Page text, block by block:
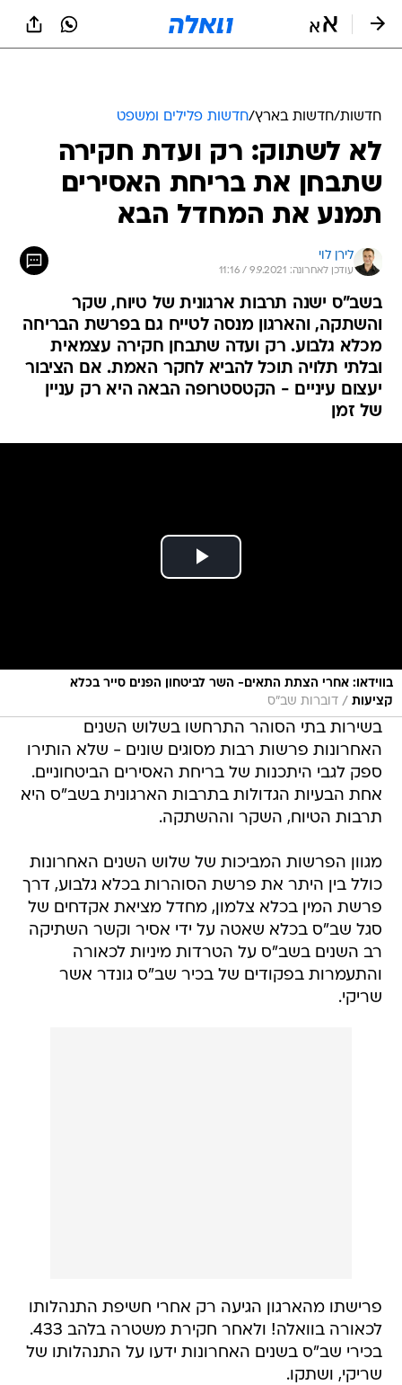
לא לשתוק: רק ועדת חקירה
שתבחן את בריחת האסירים
תמנע את המחדל הבא
לירן לוי
עודכן לאחרונה: 9.9.2021 / 11:16
בשב"ס ישנה תרבות ארגונית של טיוח, שקר
והשתקה, והארגון מנסה לטייח גם בפרשת הבריחה
מכלא גלבוע. רק ועדה שתבחן חקירה עצמאית
ובלתי תלויה תוכל להביא לחקר האמת. אם הציבור
יעצום עיניים - הקטסטרופה הבאה היא רק עניין
של זמן
בשירות בתי הסוהר התרחשו בשלוש השנים
האחרונות פרשות רבות מסוגים שונים - שלא הותירו
ספק לגבי היתכנות של בריחת האסירים הביטחוניים.
אחת הבעיות הגדולות בתרבות הארגונית בשב"ס היא
תרבות הטיוח, השקר וההשתקה.
מגוון הפרשות המביכות של שלוש השנים האחרונות
פרשת המין בכלא צלמון, מחדל מציאת אקדחים של
סגל שב"ס בכלא שאטה על ידי אסיר וקשר השתיקה
רב השנים בשב"ס על הטרדות מיניות לכאורה
והתעמרות בפקודים של בכיר שב"ס גונדר אשר
שריקי.
בכירי שב"ס בשנים האחרונות ידעו על התנהלותו של
שריקי, ושתקו.
גם במחדל בריחת האסירים מכלא גלבוע - שב"ס